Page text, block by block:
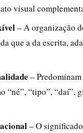
visual
– A organização
que a da escrita,
–
“né”, “tipo”, “daí”,
– O